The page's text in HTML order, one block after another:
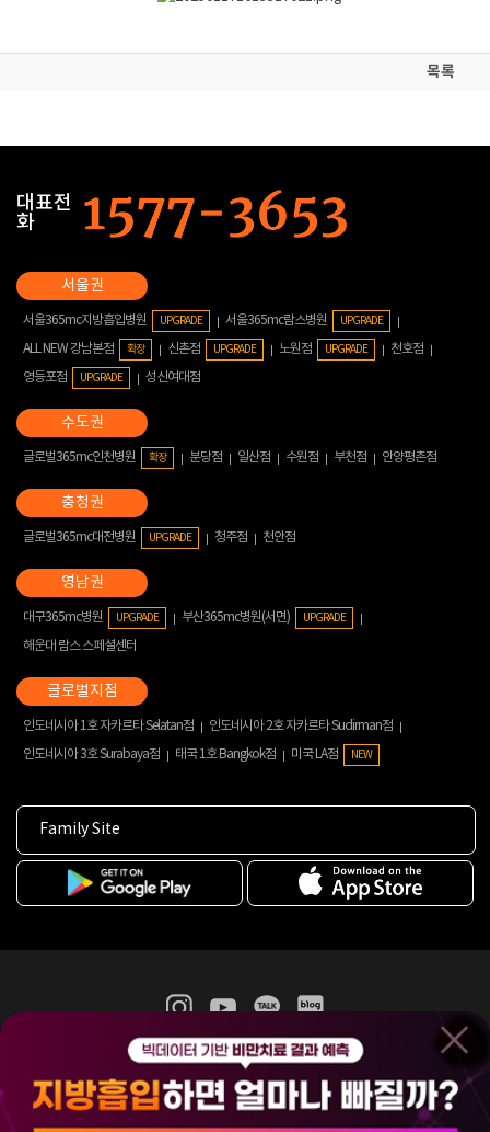
목록
대표전
화
서울365mc지방흡입병원 UPGRADE 서울365mc람스병원 UPGRADE
ALL NEW 강남본점 확장 신촌점 UPGRADE 노원점 UPGRADE
천호점
영등포점
UPGRADE 성신여대점
글로벌365mc인천병원 확장 분당점 일산점 수원점 부천점 안양평촌점
글로벌365mc대전병원 UPGRADE 청주점 천안점
대구365mc병원 UPGRADE 부산365mc병원(서면) UPGRADE
해운대 람스 스페셜센터
인도네시아 1호 자카르타 Selatan점
인도네시아 2호 자카르타 Sudirman점
인도네시아 3호 Surabaya점
태국 1호 Bangkok점 미국 LA점 NEW
Family Site
365mc 병·의원 이용약관
홈페이지 이용약관
비급여진료수가
(주)365mcㅣ서울특별시 서초구 서초대로52길 7, 3~4층(서초동, 제일빌딩)